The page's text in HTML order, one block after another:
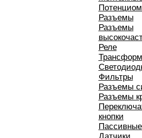
Разъемы
Разъемы
Реле
Фильтры
Разъемы
Разъемы
кнопки